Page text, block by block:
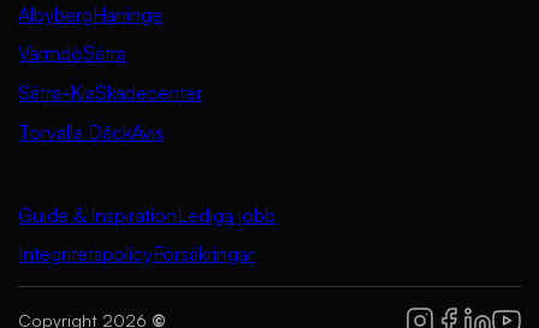
AlbybergHaninge
VärmdöSätra
Sätra-KiaSkadecenter
Torvalla DäckAvis
Guide & InspirationLediga jobb
IntegritetspolicyFörsäkringar
Copyright 2026 ©